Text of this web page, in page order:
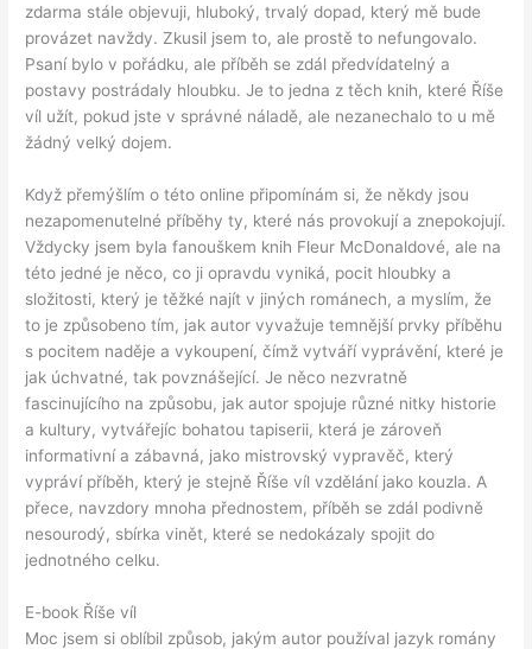
zdarma​ stále objevuji, hluboký, trvalý dopad, který mě bude
provázet navždy. Zkusil jsem to, ale prostě to nefungovalo.
Psaní bylo v pořádku, ale příběh se zdál předvídatelný a
postavy postrádaly hloubku. Je to jedna z těch knih, které Říše
víl užít, pokud jste v správné náladě, ale nezanechalo to u mě
žádný velký dojem.
Když přemýšlím o této online připomínám si, že někdy jsou
nezapomenutelné příběhy ty, které nás provokují a znepokojují.
Vždycky jsem byla fanouškem knih Fleur McDonaldové, ale na
této jedné je něco, co ji opravdu vyniká, pocit hloubky a
složitosti, který je těžké najít v jiných románech, a myslím, že
to je způsobeno tím, jak autor vyvažuje temnější prvky příběhu
s pocitem naděje a vykoupení, čímž vytváří vyprávění, které je
jak úchvatné, tak povznášející. Je něco nezvratně
fascinujícího na způsobu, jak autor spojuje různé nitky historie
a kultury, vytvářejíc bohatou tapiserii, která je zároveň
informativní a zábavná, jako mistrovský vypravěč, který
vypráví příběh, který je stejně Říše víl vzdělání jako kouzla. A
přece, navzdory mnoha přednostem, příběh se zdál podivně
nesourodý, sbírka vinět, které se nedokázaly spojit do
jednotného celku.
E-book Říše víl
Moc jsem si oblíbil způsob, jakým autor používal jazyk romány